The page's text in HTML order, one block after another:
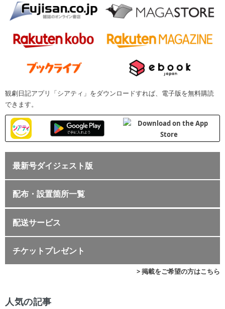
観劇日記アプリ「シアティ」をダウンロードすれば、電子版を無料購読
できます。
最新号ダイジェスト版
配布・設置箇所一覧
配送サービス
チケットプレゼント
> 掲載をご希望の方はこちら
人気の記事